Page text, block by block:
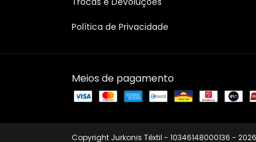
Política de Privacidade
Meios de pagamento
Copyright Jurkonis Têxtil - 10346148000136 -